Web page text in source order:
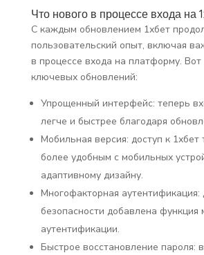
Что нового в процессе входа на
С каждым обновлением 1хбет
пользовательский опыт, включая
в процессе входа на платформу.
ключевых обновлений:
Упрощенный интерфейс: теперь
легче и быстрее благодаря
Мобильная версия: доступ к 1хбет
более удобным с мобильных
адаптивному дизайну.
Многофакторная
безопасности добавлена функция
аутентификации.
Быстрое восстановление пароля: